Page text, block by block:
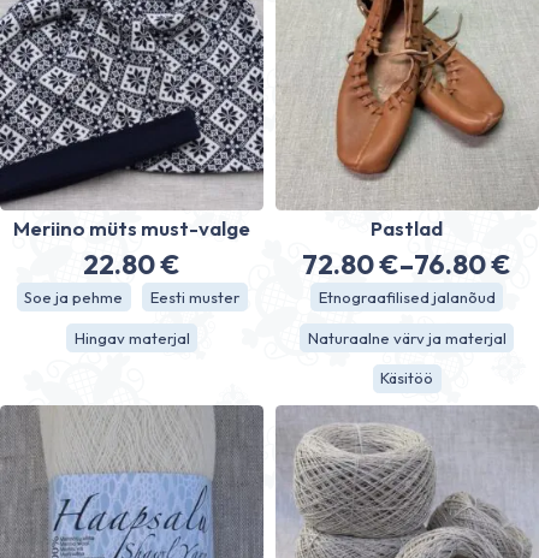
Meriino müts must-valge
22.80€
Soe ja pehme Eesti muster
Hingav materjal
Pastlad
72.80€–76.80€
72.80 €
kuni
76.80 €
Etnograafilised jalanõud
Naturaalne värv ja materjal
Käsitöö